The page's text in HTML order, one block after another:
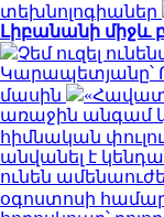
տեխնոլոգիաներ
Լիբանանի միջև
Չեմ ուզել
Կարապետյանը՝
մասին
առաջին անգամ
հիմնական
անվանել է
ունեն
օգոստոսի